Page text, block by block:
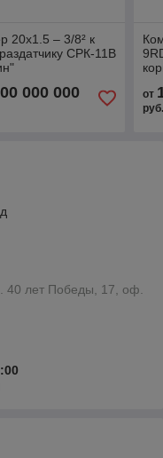
20х1.5 – 3/8² к
СРК-11В
000 000 от
40 лет Победы, 17, оф.